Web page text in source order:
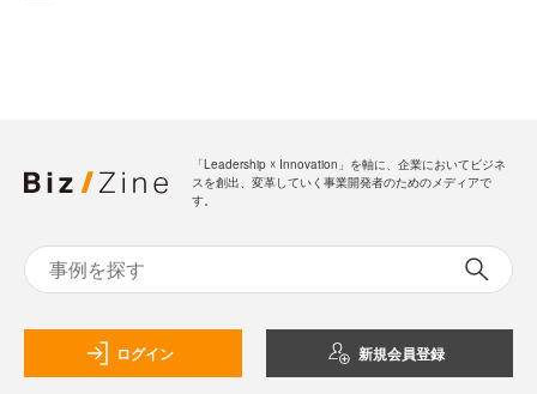
「Leadership ☓ Innovation」を軸に、企業においてビジネ
スを創出、変革していく事業開発者のためのメディアで
す。
ログイン 新規会員登録